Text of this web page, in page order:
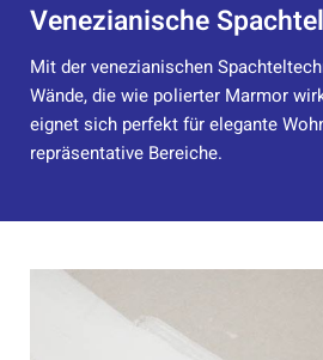
Venezianische
Mit der venezianischen
Wände, die wie polierter Marmor
eignet sich perfekt für elegante
repräsentative Bereiche.